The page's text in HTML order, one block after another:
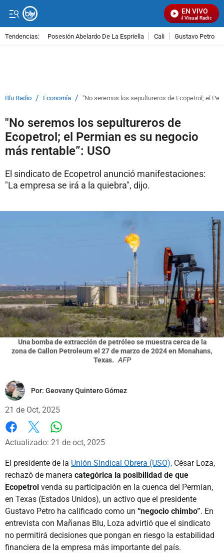
EN VIVO
Señal Visual Radio
Tendencias: Posesión Abelardo De La Espriella Cali Gustavo Petro
Blu Radio / Economía / "No seremos los sepultureros de Ecopetrol; el
"No seremos los sepultureros de
Ecopetrol; el Permian es su negocio
más rentable”: USO
El sindicato de Ecopetrol anunció manifestaciones:
"La empresa se irá a la quiebra", dijo.
Una bomba de extracción de petróleo se muestra cerca de la
zona de Callon Petroleum el 27 de marzo de 2024 en Monahans,
Texas. AFP
Por: Geovany Quintero Gómez
21 de Oct, 2025
Facebook
X
Actualizado: 21 de oct, 2025
El presidente de la Unión Sindical Obrera (USO), César Loza,
rechazó de manera categórica la posibilidad de que
Ecopetrol venda su participación en la cuenca del Permian,
en Texas (Estados Unidos), un activo que el presidente
Gustavo Petro ha calificado como un “negocio chimbo”. En
entrevista con Mañanas Blu, Loza advirtió que el sindicato
no permitirá decisiones que pongan en riesgo la estabilidad
financiera de la empresa más importante del país.